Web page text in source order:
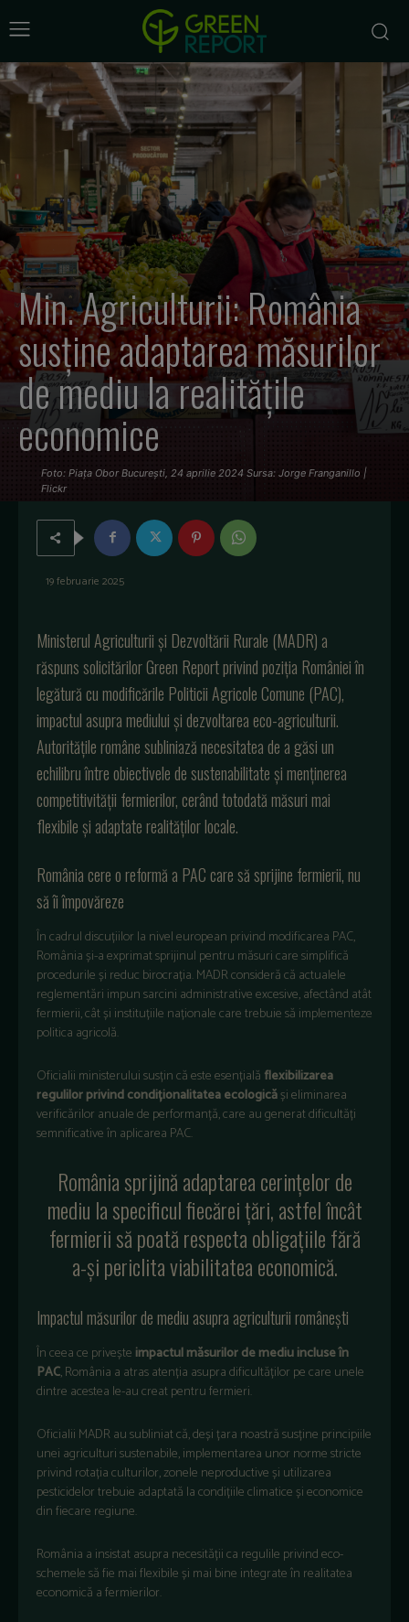
Min. Agriculturii: România
susține adaptarea măsurilor
de mediu la realitățile
economice
Foto: Piaţa Obor Bucureşti, 24 aprilie 2024 Sursa: Jorge Franganillo |
Flickr
19 februarie 2025
Ministerul Agriculturii și Dezvoltării Rurale (MADR) a
răspuns solicitărilor Green Report privind poziția României în
legătură cu modificările Politicii Agricole Comune (PAC),
impactul asupra mediului și dezvoltarea eco-agriculturii.
Autoritățile române subliniază necesitatea de a găsi un
echilibru între obiectivele de sustenabilitate și menținerea
competitivității fermierilor, cerând totodată măsuri mai
flexibile și adaptate realităților locale.
România cere o reformă a PAC care să sprijine fermierii, nu
să îi împovăreze
În cadrul discuțiilor la nivel european privind modificarea PAC,
România și-a exprimat sprijinul pentru măsuri care simplifică
procedurile și reduc birocrația. MADR consideră că actualele
reglementări impun sarcini administrative excesive, afectând atât
fermierii, cât și instituțiile naționale care trebuie să implementeze
politica agricolă.
Oficialii ministerului susțin că este esențială flexibilizarea
regulilor privind condiționalitatea ecologicăși eliminarea
verificărilor anuale de performanță, care au generat dificultăți
semnificative în aplicarea PAC.
România sprijină adaptarea cerințelor de
mediu la specificul fiecărei țări, astfel încât
fermierii să poată respecta obligațiile fără
a-și periclita viabilitatea economică.
Impactul măsurilor de mediu asupra agriculturii românești
În ceea ce privește impactul măsurilor de mediu incluse în
PAC, România a atras atenția asupra dificultăților pe care unele
dintre acestea le-au creat pentru fermieri.
Oficialii MADR au subliniat că, deși țara noastră susține principiile
unei agriculturi sustenabile, implementarea unor norme stricte
privind rotația culturilor, zonele neproductive și utilizarea
pesticidelor trebuie adaptată la condițiile climatice și economice
din fiecare regiune.
România a insistat asupra necesității ca regulile privind eco-
schemele să fie mai flexibile și mai bine integrate în realitatea
economică a fermierilor.